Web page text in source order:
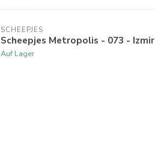
SCHEEPJES
Scheepjes Metropolis - 073 - Izmir
Auf Lager